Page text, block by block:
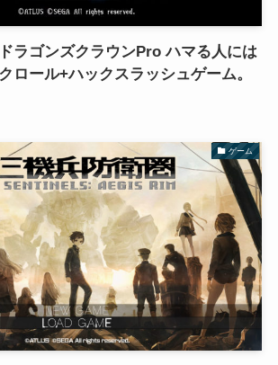
ラゴンズクラウンPro ハマる人には
ロール+ハックスラッシュゲーム。
ゲーム